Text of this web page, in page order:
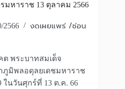
มหาราช 13 ตุลาคม 2566
2566 งดเผยแพร่ /ซ่อน
ต พระบาทสมเด็จ
ภูมิพลอดุลยเดชมหาราช
นวันศุกร์ที่ 13 ต.ค. 66